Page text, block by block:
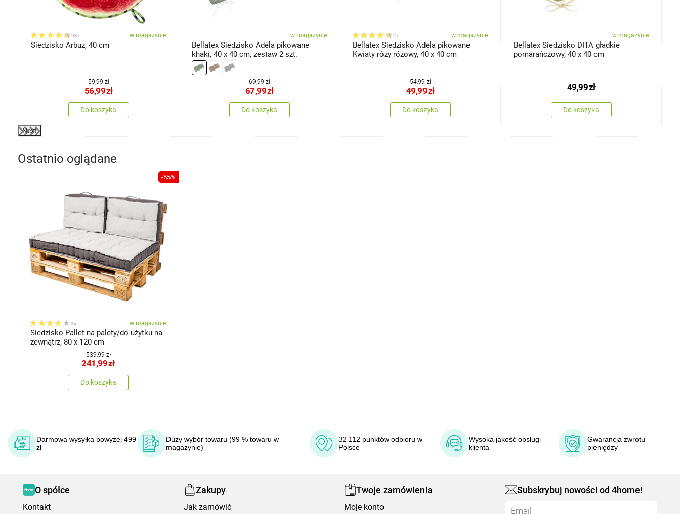
93x w magazynie
Siedzisko Arbuz, 40 cm
59,99 zł
56,99zł
Do koszyka
w magazynie
Bellatex Siedzisko Adéla pikowane
khaki, 40 x 40 cm, zestaw 2 szt.
69,99 zł
67,99zł
Do koszyka
2x w magazynie
Bellatex Siedzisko Adela pikowane
Kwiaty róży różowy, 40 x 40 cm
54,99 zł
49,99zł
Do koszyka
w magazynie
Bellatex Siedzisko DITA gładkie
pomarańczowy, 40 x 40 cm
49,99zł
Do koszyka
Next
Ostatnio oglądane
-55%
3x w magazynie
Siedzisko Pallet na palety/do użytku na
zewnątrz, 80 x 120 cm
539,99 zł
241,99zł
Do koszyka
Darmowa wysyłka powyżej 499
zł
Duży wybór towaru (99 % towaru w
magazynie)
32 112 punktów odbioru w
Polsce
Wysoka jakość obsługi
klienta
Gwarancja zwrotu
pieniędzy
O spółce
Kontakt
Zakupy
Jak zamówić
Twoje zamówienia
Moje konto
Subskrybuj nowości od 4home!